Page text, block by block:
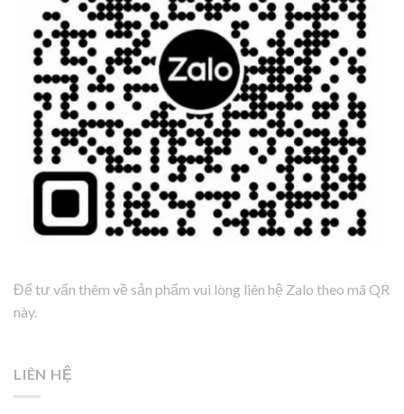
Để tư vấn thêm về sản phẩm vui lòng liên hệ Zalo theo mã QR
này.
LIÊN HỆ